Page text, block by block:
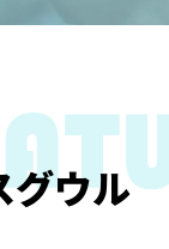
グウル